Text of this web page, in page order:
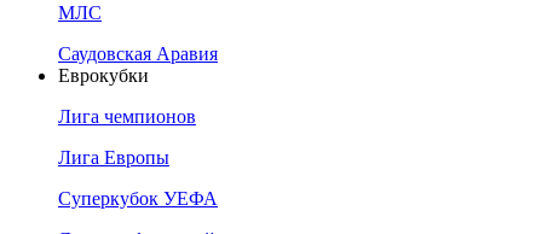
МЛС
Саудовская Аравия
Еврокубки
Лига чемпионов
Лига Европы
Суперкубок УЕФА